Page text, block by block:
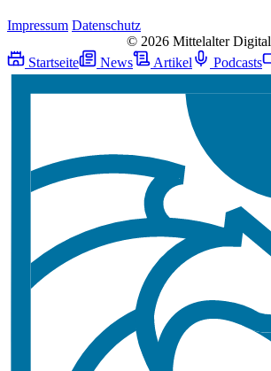
Impressum Datenschutz
© 2026 Mittelalter Digital
Startseite
News Artikel Podcasts